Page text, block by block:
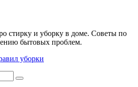
стирку и уборку в доме. Советы по
бытовых проблем.
уборки